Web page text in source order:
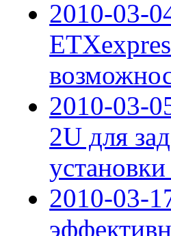
2010-03-
2010-03-
2U для
2010-03-